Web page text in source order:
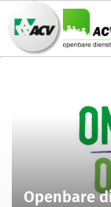
Openbare